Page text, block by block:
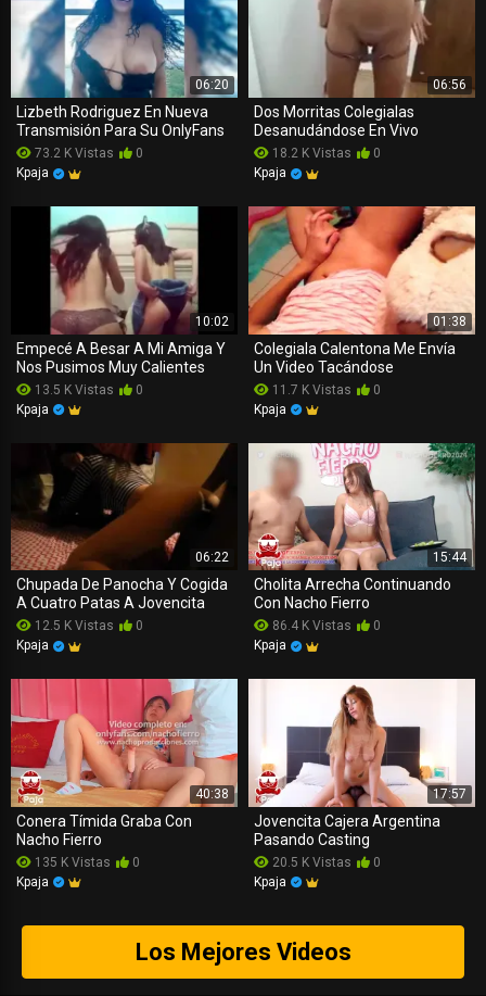
06:20
Lizbeth Rodriguez En Nueva
Transmisión Para Su OnlyFans
73.2 K Vistas
0
Kpaja
06:56
Dos Morritas Colegialas
Desanudándose En Vivo
18.2 K Vistas
0
Kpaja
10:02
Empecé A Besar A Mi Amiga Y
Nos Pusimos Muy Calientes
13.5 K Vistas
0
Kpaja
01:38
Colegiala Calentona Me Envía
Un Video Tacándose
11.7 K Vistas
0
Kpaja
06:22
Chupada De Panocha Y Cogida
A Cuatro Patas A Jovencita
12.5 K Vistas
0
Kpaja
15:44
Cholita Arrecha Continuando
Con Nacho Fierro
86.4 K Vistas
0
Kpaja
40:38
Conera Tímida Graba Con
Nacho Fierro
135 K Vistas
0
Kpaja
17:57
Jovencita Cajera Argentina
Pasando Casting
20.5 K Vistas
0
Kpaja
Los Mejores Videos